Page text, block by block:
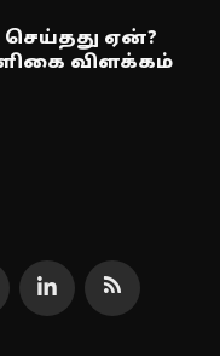
செய்தது ஏன்?
விளக்கம்